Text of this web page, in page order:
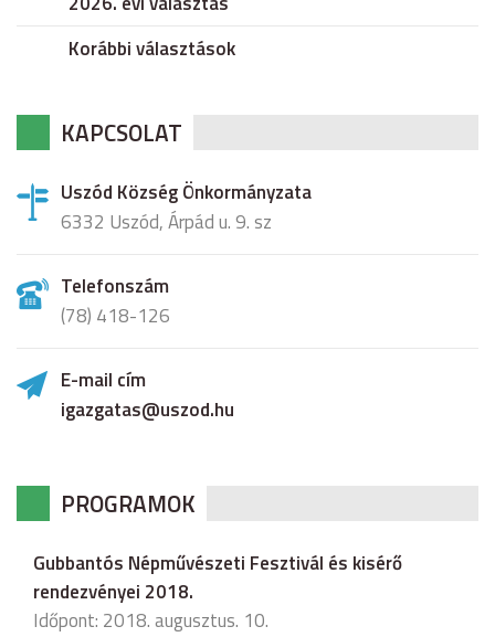
Korábbi választások
KAPCSOLAT
Uszód Község Önkormányzata
6332 Uszód, Árpád u. 9. sz
Telefonszám
(78) 418-126
E-mail cím
igazgatas@uszod.hu
PROGRAMOK
Gubbantós Népművészeti Fesztivál és kisérő
rendezvényei 2018.
Időpont: 2018. augusztus. 10.